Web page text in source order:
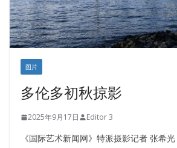
图片
多伦多初秋掠影
2025年9月17日 Editor 3
《国际艺术新闻网》特派摄影记者 张希光